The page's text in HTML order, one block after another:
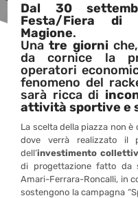
Dal 30
Festa/Fiera di
Magione.
Unatre giorni
da cornice la
operatori
fenomeno del
sarà ricca di
attività sportive e
La scelta della piazza non è
dove verrà realizzato il
dell’investimento
di progettazione fatto da
Amari-Ferrara-Roncalli, in
sostengono la campagna